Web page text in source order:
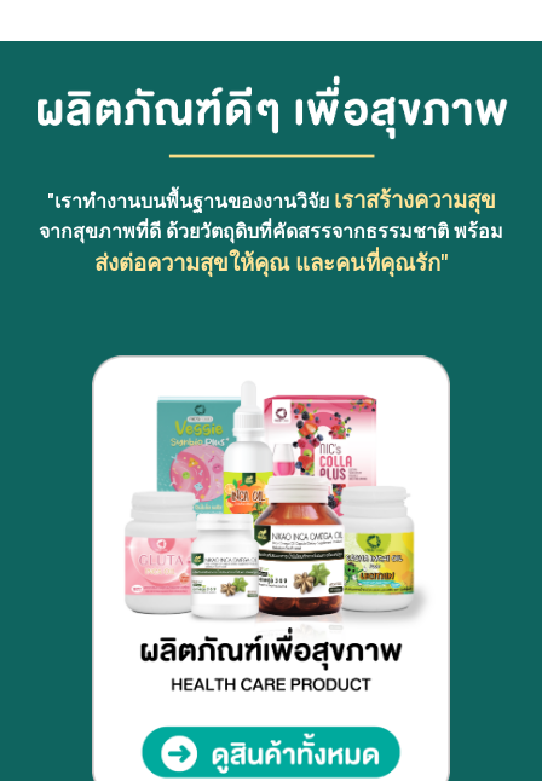
"เราทำงานบนพื้นฐานของงานวิจัย เราสร้างความสุข
จากสุขภาพที่ดี ด้วยวัตถุดิบที่คัดสรรจากธรรมชาติ พร้อม
ส่งต่อความสุขให้คุณ และคนที่คุณรัก"